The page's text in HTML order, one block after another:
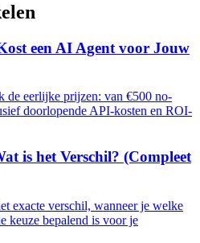
een AI Agent voor Jouw
de eerlijke prijzen: van €500 no-
doorlopende API-kosten en ROI-
is het Verschil? (Compleet
exacte verschil, wanneer je welke
keuze bepalend is voor je